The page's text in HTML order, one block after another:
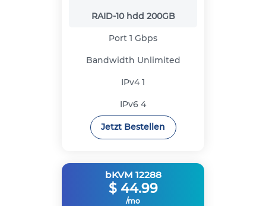
RAID-10 hdd 200GB
Port 1 Gbps
Bandwidth Unlimited
IPv41
IPv6 4
Jetzt Bestellen
bKVM 12288
$ 44.99
/mo